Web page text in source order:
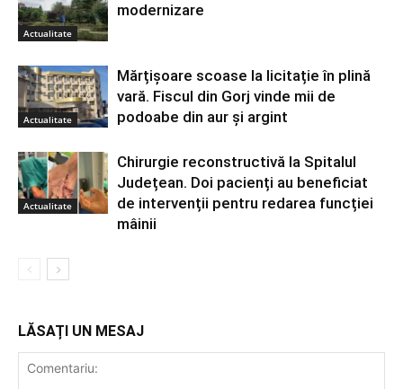
Actualitate
modernizare
Actualitate
Mărțișoare scoase la licitație în plină
vară. Fiscul din Gorj vinde mii de
podoabe din aur și argint
Actualitate
Chirurgie reconstructivă la Spitalul
Județean. Doi pacienți au beneficiat
de intervenții pentru redarea funcției
mâinii
LĂSAȚI UN MESAJ